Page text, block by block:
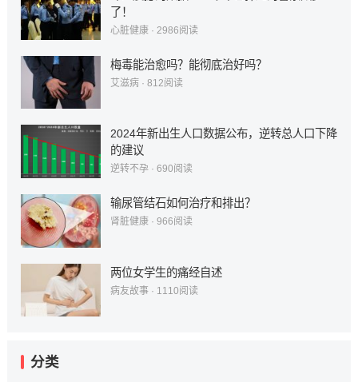
了！
心脏健康· 2986阅读
梅毒能治愈吗？能彻底治好吗？
艾滋病· 812阅读
2024年新出生人口数据公布，逆转总人口下降
的建议
逆转不孕· 690阅读
输尿管结石如何治疗和排出？
肾脏健康· 966阅读
两位女学生的痛经自述
病友故事· 1110阅读
分类